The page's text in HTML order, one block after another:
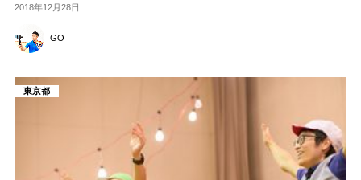
2018年12月28日
GO
東京都